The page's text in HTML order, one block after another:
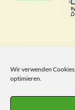
Wir verwenden
optimieren.
Gasthof
Home